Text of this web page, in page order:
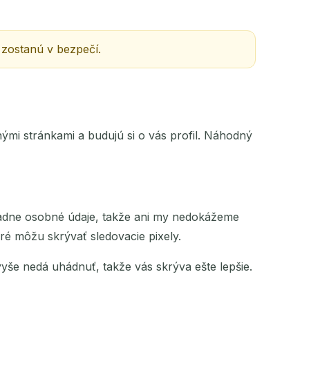
v bezpečí.
stránkami a budujú si o vás profil. Náhodný
osobné údaje, takže ani my nedokážeme
môžu skrývať sledovacie pixely.
nedá uhádnuť, takže vás skrýva ešte lepšie.